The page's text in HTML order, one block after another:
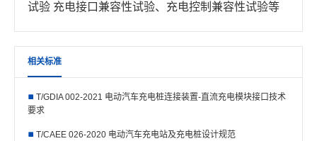
试验 充电接口兼容性试验、充电控制兼容性试验等
相关标准
T/GDIA 002-2021 电动汽车充电桩连接装置-直流充电模块接口技术
要求
T/CAEE 026-2020 电动汽车充电站及充电桩设计规范